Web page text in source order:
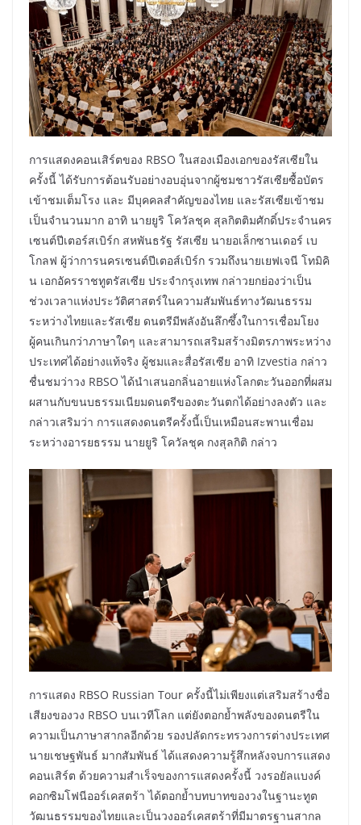
การแสดงคอนเสิร์ตของ RBSO ในสองเมืองเอกของรัสเซียใน
ครั้งนี้ ได้รับการต้อนรับอย่างอบอุ่นจากผู้ชมชาวรัสเซียซื้อบัตร
เข้าชมเต็มโรง และ มีบุคคลสำคัญของไทย และรัสเซียเข้าชม
เป็นจำนวนมาก อาทิ นายยูริ โควัลชุค สุลกิตติมศักดิ์ประจำนคร
เซนต์ปีเตอร์สเบิร์ก สหพันธรัฐ รัสเซีย นายอเล็กซานเดอร์ เบ
โกลฟ ผู้ว่าการนครเซนต์ปีเตอส์เบิร์ก รวมถึงนายเยฟเจนี โทมิคิ
น เอกอัครราชทูตรัสเซีย ประจำกรุงเทพ กล่าวยกย่องว่าเป็น
ช่วงเวลาแห่งประวัติศาสตร์ในความสัมพันธ์ทางวัฒนธรรม
ระหว่างไทยและรัสเซีย ดนตรีมีพลังอันลึกซึ้งในการเชื่อมโยง
ผู้คนเกินกว่าภาษาใดๆ และสามารถเสริมสร้างมิตรภาพระหว่าง
ประเทศได้อย่างแท้จริง ผู้ชมและสื่อรัสเซีย อาทิ Izvestia กล่าว
ชื่นชมว่าวง RBSO ได้นำเสนอกลิ่นอายแห่งโลกตะวันออกที่ผสม
ผสานกับขนบธรรมเนียมดนตรีของตะวันตกได้อย่างลงตัว และ
กล่าวเสริมว่า การแสดงดนตรีครั้งนี้เป็นเหมือนสะพานเชื่อม
ระหว่างอารยธรรม นายยูริ โควัลชุค กงสุลกิติ กล่าว
การแสดง RBSO Russian Tour ครั้งนี้ไม่เพียงแต่เสริมสร้างชื่อ
เสียงของวง RBSO บนเวทีโลก แต่ยังตอกย้ำพลังของดนตรีใน
ความเป็นภาษาสากลอีกด้วย รองปลัดกระทรวงการต่างประเทศ
นายเชษฐพันธ์ มากสัมพันธ์ ได้แสดงความรู้สึกหลังจบการแสดง
คอนเสิร์ต ด้วยความสำเร็จของการแสดงครั้งนี้ วงรอยัลแบงค์
คอกซิมโฟนีออร์เคสตร้า ได้ตอกย้ำบทบาทของวงในฐานะทูต
วัฒนธรรมของไทยและเป็นวงออร์เคสตร้าที่มีมาตรฐานสากล